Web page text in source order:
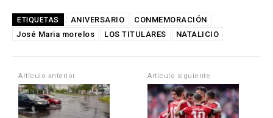
at
s
p
p
ce
b
o
k
e
gr
m
ail m
p
tir
ETIQUETAS ANIVERSARIO
CONMEMORACIÓN
José Maria morelos
LOS TITULARES NATALICIO
Artículo anterior Artículo siguiente